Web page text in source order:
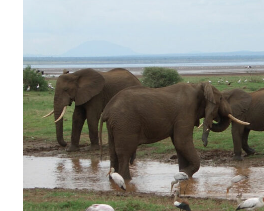
Kontakt
Information om GDPR
Search for:
SEARCH